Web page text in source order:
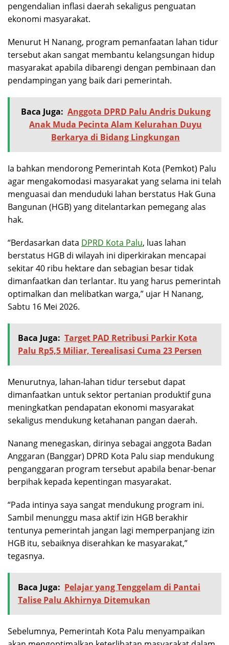
pengendalian inflasi daerah sekaligus penguatan
ekonomi masyarakat.
Menurut H Nanang, program pemanfaatan lahan tidur
tersebut akan sangat membantu kelangsungan hidup
masyarakat apabila dibarengi dengan pembinaan dan
pendampingan yang baik dari pemerintah.
Baca Juga: Anggota DPRD Palu Andris Dukung
Anak Muda Pecinta Alam Kelurahan Duyu
Berkarya di Bidang Lingkungan
Ia bahkan mendorong Pemerintah Kota (Pemkot) Palu
agar mengakomodasi masyarakat yang selama ini telah
menguasai dan menduduki lahan berstatus Hak Guna
Bangunan (HGB) yang ditelantarkan pemegang alas
hak.
“Berdasarkan data DPRD Kota Palu, luas lahan
berstatus HGB di wilayah ini diperkirakan mencapai
sekitar 40 ribu hektare dan sebagian besar tidak
dimanfaatkan dan terlantar. Itu yang harus pemerintah
optimalkan dan melibatkan warga,” ujar H Nanang,
Sabtu 16 Mei 2026.
Baca Juga: Target PAD Retribusi Parkir Kota
Palu Rp5,5 Miliar, Terealisasi Cuma 23 Persen
Menurutnya, lahan-lahan tidur tersebut dapat
dimanfaatkan untuk sektor pertanian produktif guna
meningkatkan pendapatan ekonomi masyarakat
sekaligus mendukung ketahanan pangan daerah.
Nanang menegaskan, dirinya sebagai anggota Badan
Anggaran (Banggar) DPRD Kota Palu siap mendukung
penganggaran program tersebut apabila benar-benar
berpihak kepada kepentingan masyarakat.
“Pada intinya saya sangat mendukung program ini.
Sambil menunggu masa aktif izin HGB berakhir
tentunya pemerintah jangan lagi memperpanjang izin
HGB itu, sebaiknya diserahkan ke masyarakat,”
tegasnya.
Baca Juga: Pelajar yang Tenggelam di Pantai
Talise Palu Akhirnya Ditemukan
Sebelumnya, Pemerintah Kota Palu menyampaikan